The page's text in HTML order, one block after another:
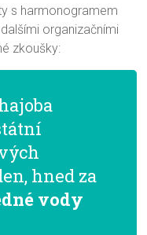
s harmonogramem
organizačními
zkoušky:
hned za
vody